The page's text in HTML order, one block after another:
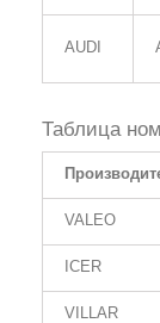
AUDI
Таблица
VALEO
ICER
VILLAR